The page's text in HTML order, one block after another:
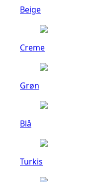
Beige
Creme
Grøn
Blå
Turkis